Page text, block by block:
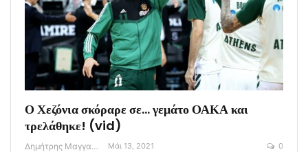
Ο Χεζόνια σκόραρε σε… γεμάτο ΟΑΚΑ και
τρελάθηκε! (vid)
Δημήτρης Μαγγανάρης Μάι 13, 2021 0